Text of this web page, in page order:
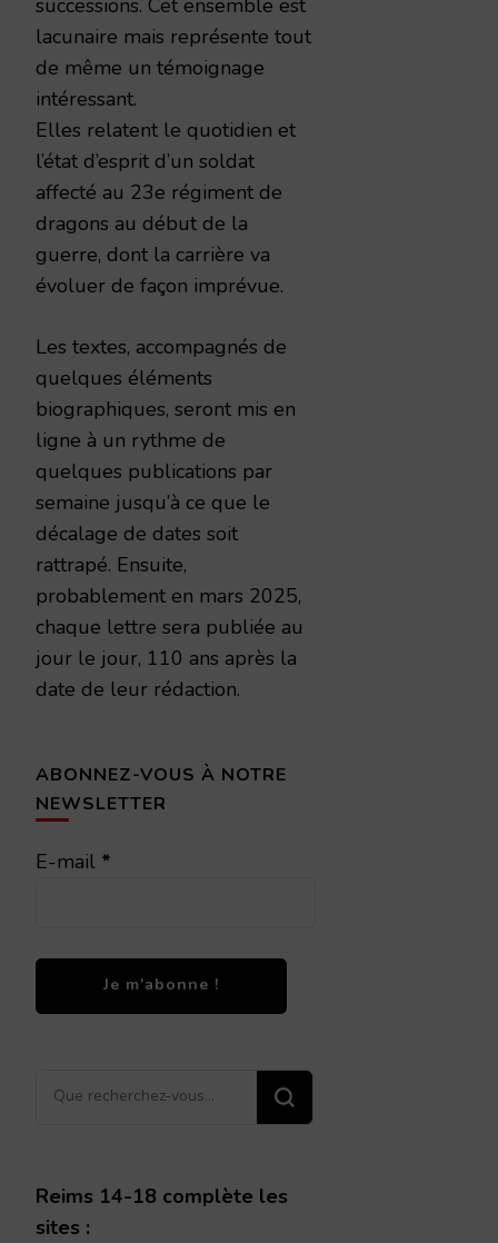
lacunaire mais représente tout
de même un témoignage
intéressant.
Elles relatent le quotidien et
l’état d’esprit d’un soldat
affecté au 23e régiment de
dragons au début de la
guerre, dont la carrière va
évoluer de façon imprévue.
Les textes, accompagnés de
quelques éléments
biographiques, seront mis en
ligne à un rythme de
quelques publications par
semaine jusqu’à ce que le
décalage de dates soit
rattrapé. Ensuite,
probablement en mars 2025,
chaque lettre sera publiée au
jour le jour, 110 ans après la
date de leur rédaction.
ABONNEZ-VOUS À NOTRE
NEWSLETTER
E-mail *
Vous
Reims 14-18 complète les
sites :